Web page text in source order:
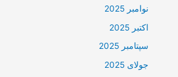
نوامبر 2025
اکتبر 2025
سپتامبر 2025
جولای 2025